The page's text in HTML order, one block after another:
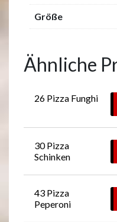
Größe
Ähnliche
26 Pizza Funghi
30 Pizza
Schinken
43 Pizza
Peperoni